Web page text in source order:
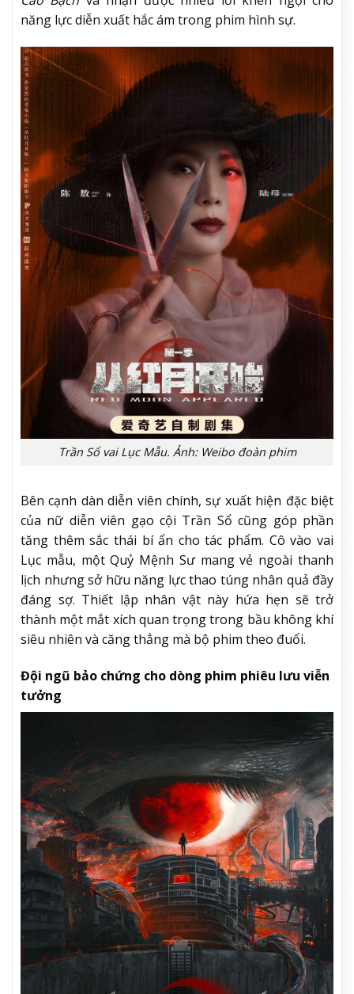
năng lực diễn xuất hắc ám trong phim hình sự.
Trần Sổ vai Lục Mẫu. Ảnh: Weibo đoàn phim
Bên cạnh dàn diễn viên chính, sự xuất hiện đặc biệt
của nữ diễn viên gạo cội Trần Sổ cũng góp phần
tăng thêm sắc thái bí ẩn cho tác phẩm. Cô vào vai
Lục mẫu, một Quỷ Mệnh Sư mang vẻ ngoài thanh
lịch nhưng sở hữu năng lực thao túng nhân quả đầy
đáng sợ. Thiết lập nhân vật này hứa hẹn sẽ trở
thành một mắt xích quan trọng trong bầu không khí
siêu nhiên và căng thẳng mà bộ phim theo đuổi.
Đội ngũ bảo chứng cho dòng phim phiêu lưu viễn
tưởng